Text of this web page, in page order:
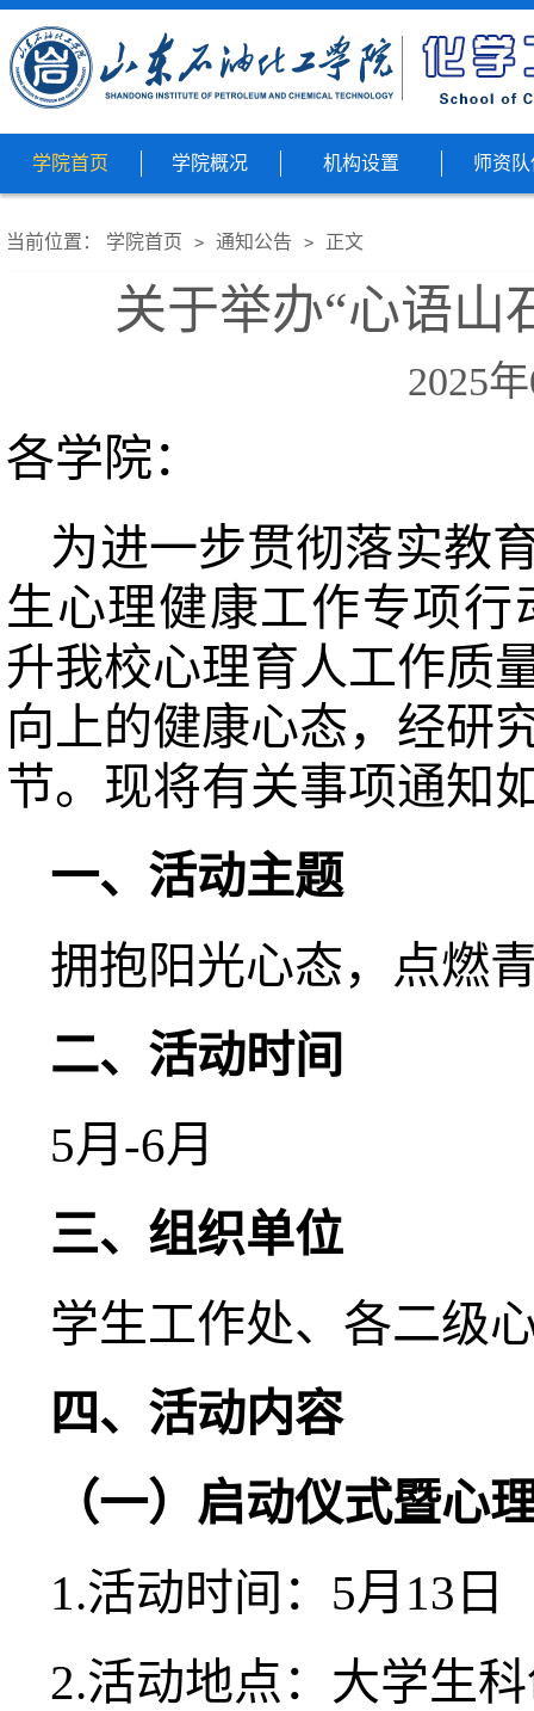
学院首页 学院概况 机构设置 师资
当前位置： 学院首页 > 通知公告 > 正文
关于举办“心语山
2025
各学院：
为进一步贯彻落实教
生心理健康工作专项
升我校心理育人工作质
向上的健康心态，经研
节。现将有关事项通知
一、活动主题
拥抱阳光心态，点燃
二、活动时间
5月-6月
三、组织单位
学生工作处、各二级
四、活动内容
（一）启动仪式暨心
1.活动时间：5月13日
2.活动地点：大学生